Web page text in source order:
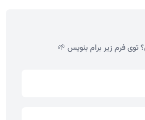
توی فرم زیر برام بنویس 🌱